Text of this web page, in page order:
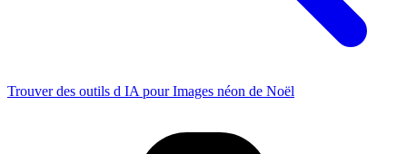
Trouver des outils d IA pour Images néon de Noël